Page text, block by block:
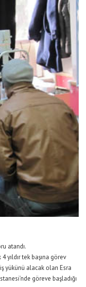
atandı.
yıldır tek başına görev
yükünü alacak olan Esra
göreve başladığı